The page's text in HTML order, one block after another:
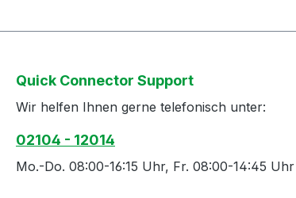
Quick Connector Support
Wir helfen Ihnen gerne telefonisch unter:
02104 - 12014
Mo.-Do. 08:00-16:15 Uhr, Fr. 08:00-14:45 Uhr